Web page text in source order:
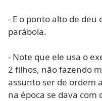
- E o ponto alto de deu
parábola.
- Note que ele usa o
2 filhos, não fazendo
assunto ser de ordem
na época se dava com